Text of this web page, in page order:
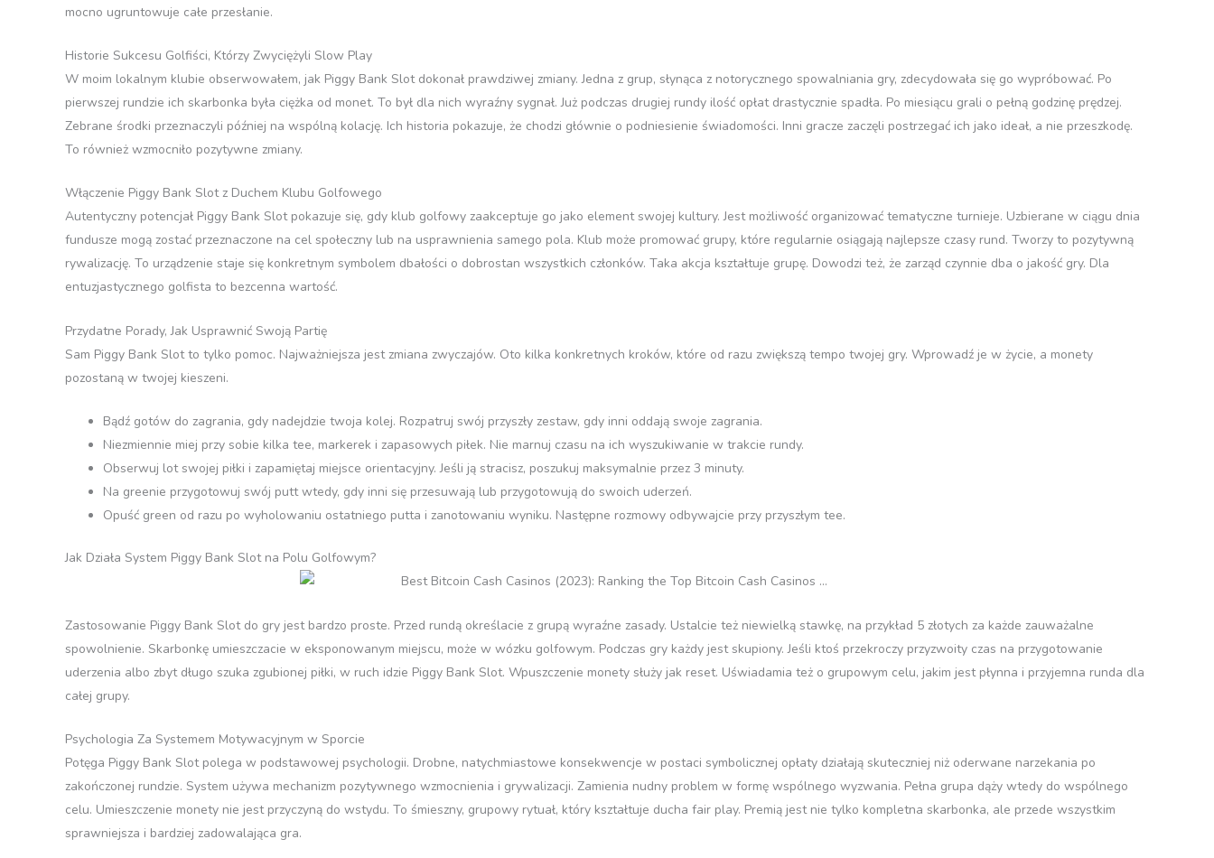
mocno ugruntowuje całe przesłanie.
Historie Sukcesu Golfiści, Którzy Zwyciężyli Slow Play
W moim lokalnym klubie obserwowałem, jak Piggy Bank Slot dokonał prawdziwej zmiany. Jedna z grup, słynąca z notorycznego spowalniania gry, zdecydowała się go wypróbować. Po
pierwszej rundzie ich skarbonka była ciężka od monet. To był dla nich wyraźny sygnał. Już podczas drugiej rundy ilość opłat drastycznie spadła. Po miesiącu grali o pełną godzinę prędzej.
Zebrane środki przeznaczyli później na wspólną kolację. Ich historia pokazuje, że chodzi głównie o podniesienie świadomości. Inni gracze zaczęli postrzegać ich jako ideał, a nie przeszkodę.
To również wzmocniło pozytywne zmiany.
Włączenie Piggy Bank Slot z Duchem Klubu Golfowego
Autentyczny potencjał Piggy Bank Slot pokazuje się, gdy klub golfowy zaakceptuje go jako element swojej kultury. Jest możliwość organizować tematyczne turnieje. Uzbierane w ciągu dnia
fundusze mogą zostać przeznaczone na cel społeczny lub na usprawnienia samego pola. Klub może promować grupy, które regularnie osiągają najlepsze czasy rund. Tworzy to pozytywną
rywalizację. To urządzenie staje się konkretnym symbolem dbałości o dobrostan wszystkich członków. Taka akcja kształtuje grupę. Dowodzi też, że zarząd czynnie dba o jakość gry. Dla
entuzjastycznego golfista to bezcenna wartość.
Przydatne Porady, Jak Usprawnić Swoją Partię
Sam Piggy Bank Slot to tylko pomoc. Najważniejsza jest zmiana zwyczajów. Oto kilka konkretnych kroków, które od razu zwiększą tempo twojej gry. Wprowadź je w życie, a monety
pozostaną w twojej kieszeni.
Bądź gotów do zagrania, gdy nadejdzie twoja kolej. Rozpatruj swój przyszły zestaw, gdy inni oddają swoje zagrania.
Niezmiennie miej przy sobie kilka tee, markerek i zapasowych piłek. Nie marnuj czasu na ich wyszukiwanie w trakcie rundy.
Obserwuj lot swojej piłki i zapamiętaj miejsce orientacyjny. Jeśli ją stracisz, poszukuj maksymalnie przez 3 minuty.
Na greenie przygotowuj swój putt wtedy, gdy inni się przesuwają lub przygotowują do swoich uderzeń.
Opuść green od razu po wyholowaniu ostatniego putta i zanotowaniu wyniku. Następne rozmowy odbywajcie przy przyszłym tee.
Jak Działa System Piggy Bank Slot na Polu Golfowym?
Zastosowanie Piggy Bank Slot do gry jest bardzo proste. Przed rundą określacie z grupą wyraźne zasady. Ustalcie też niewielką stawkę, na przykład 5 złotych za każde zauważalne
spowolnienie. Skarbonkę umieszczacie w eksponowanym miejscu, może w wózku golfowym. Podczas gry każdy jest skupiony. Jeśli ktoś przekroczy przyzwoity czas na przygotowanie
uderzenia albo zbyt długo szuka zgubionej piłki, w ruch idzie Piggy Bank Slot. Wpuszczenie monety służy jak reset. Uświadamia też o grupowym celu, jakim jest płynna i przyjemna runda dla
całej grupy.
Psychologia Za Systemem Motywacyjnym w Sporcie
Potęga Piggy Bank Slot polega w podstawowej psychologii. Drobne, natychmiastowe konsekwencje w postaci symbolicznej opłaty działają skuteczniej niż oderwane narzekania po
zakończonej rundzie. System używa mechanizm pozytywnego wzmocnienia i grywalizacji. Zamienia nudny problem w formę wspólnego wyzwania. Pełna grupa dąży wtedy do wspólnego
celu. Umieszczenie monety nie jest przyczyną do wstydu. To śmieszny, grupowy rytuał, który kształtuje ducha fair play. Premią jest nie tylko kompletna skarbonka, ale przede wszystkim
sprawniejsza i bardziej zadowalająca gra.